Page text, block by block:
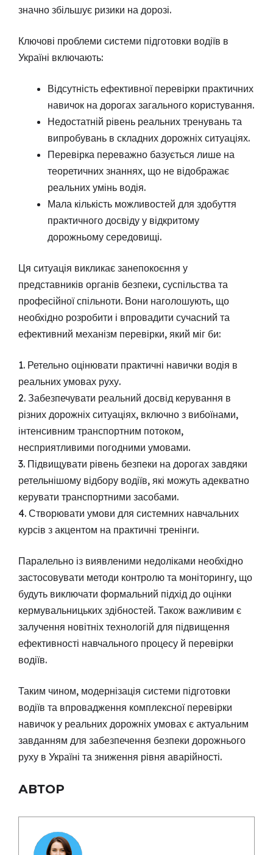
значно збільшує ризики на дорозі.
Ключові проблеми системи підготовки водіїв в
Україні включають:
Відсутність ефективної перевірки практичних
навичок на дорогах загального користування.
Недостатній рівень реальних тренувань та
випробувань в складних дорожніх ситуаціях.
Перевірка переважно базується лише на
теоретичних знаннях, що не відображає
реальних умінь водія.
Мала кількість можливостей для здобуття
практичного досвіду у відкритому
дорожньому середовищі.
Ця ситуація викликає занепокоєння у
представників органів безпеки, суспільства та
професійної спільноти. Вони наголошують, що
необхідно розробити і впровадити сучасний та
ефективний механізм перевірки, який міг би:
1. Ретельно оцінювати практичні навички водія в
реальних умовах руху.
2. Забезпечувати реальний досвід керування в
різних дорожніх ситуаціях, включно з вибоїнами,
інтенсивним транспортним потоком,
несприятливими погодними умовами.
3. Підвищувати рівень безпеки на дорогах завдяки
ретельнішому відбору водіїв, які можуть адекватно
керувати транспортними засобами.
4. Створювати умови для системних навчальних
курсів з акцентом на практичні тренінги.
Паралельно із виявленими недоліками необхідно
застосовувати методи контролю та моніторингу, що
будуть виключати формальний підхід до оцінки
кермувальницьких здібностей. Також важливим є
залучення новітніх технологій для підвищення
ефективності навчального процесу й перевірки
водіїв.
Таким чином, модернізація системи підготовки
водіїв та впровадження комплексної перевірки
навичок у реальних дорожніх умовах є актуальним
завданням для забезпечення безпеки дорожнього
руху в Україні та зниження рівня аварійності.
АВТОР